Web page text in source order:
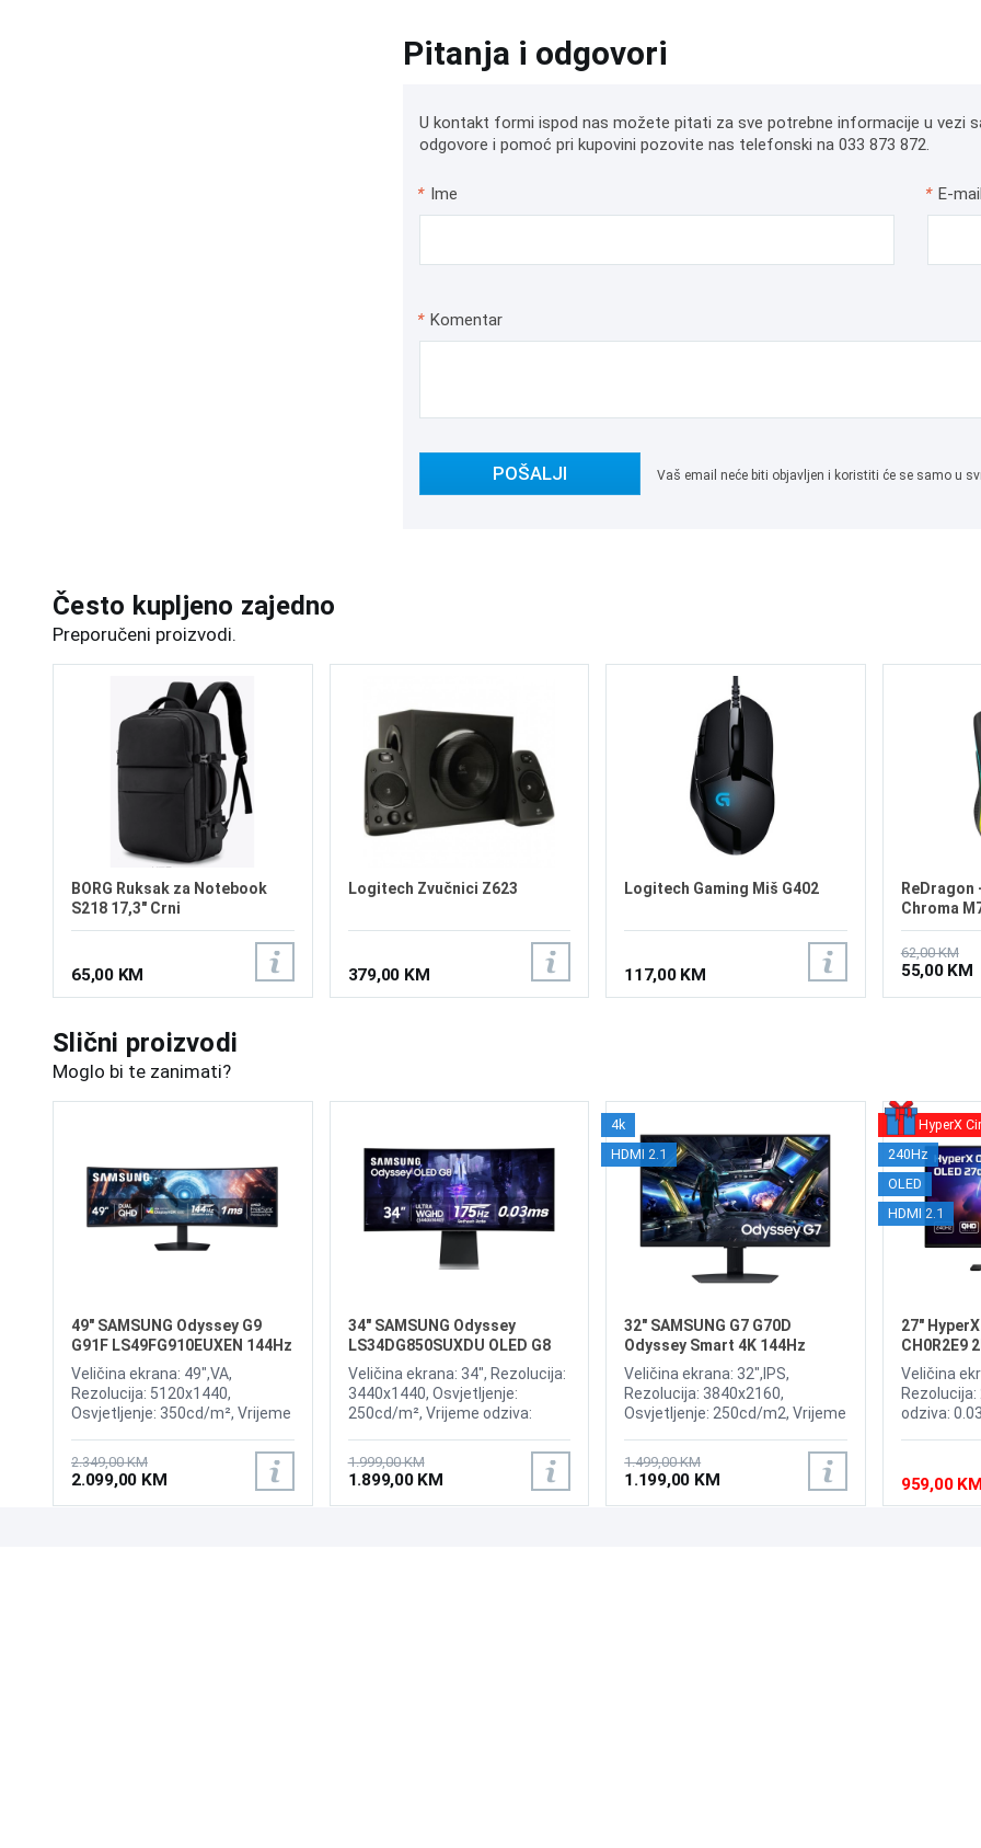
Pitanja i odgovori
U kontakt formi ispod nas možete pitati za sve potrebne informacije u vezi
odgovore i pomoć pri kupovini pozovite nas telefonski na 033 873 872.
* Ime * E-mail
* Komentar
POŠALJI Vaš email neće biti objavljen i koristiti će se samo u
Često kupljeno zajedno
Preporučeni proizvodi.
BORG Ruksak za Notebook
S218 17,3" Crni
65,00 KM
Logitech Zvučnici Z623
379,00 KM
Logitech Gaming Miš G402
117,00 KM
ReDragon
Chroma
62,00 KM
55,00 KM
Slični proizvodi
Moglo bi te zanimati?
49" SAMSUNG Odyssey G9
G91F LS49FG910EUXEN 144Hz
Gaming Curved Display
Veličina ekrana: 49",VA,
Rezolucija: 5120x1440,
Osvjetljenje: 350cd/m², Vrijeme
AMD FreeSync Premium Pro,
Priključci: 2xHDMI 2.1,
DisplayPort, 2xUSB 3.2, USB-B
2.349,00 KM
2.099,00 KM
34" SAMSUNG Odyssey
LS34DG850SUXDU OLED G8
175Hz Gaming Curved Display
Veličina ekrana: 34", Rezolucija:
3440x1440, Osvjetljenje:
250cd/m², Vrijeme odziva:
Wireless LAN, Bluetooth ,
Priključci: 2xHDMI, DisplayPort,
2xUSB 3.0, Zvučnici:Adaptive
1.999,00 KM
1.899,00 KM
4k
HDMI 2.1
32" SAMSUNG G7 G70D
Odyssey Smart 4K 144Hz
Display
Veličina ekrana: 32",IPS,
Rezolucija: 3840x2160,
Osvjetljenje: 250cd/m2, Vrijeme
Premium, Windows 11
compatible,OS: Tizen, Wireless,
Bluetooth, Priključci: 2xHDMI
1.499,00 KM
1.199,00 KM
HyperX
240Hz
OLED
HDMI 2.1
27" HyperX
CH0R2E9
Display
Veličina
odziva:
Sync,
OLED
2xHDMI
959,00 KM